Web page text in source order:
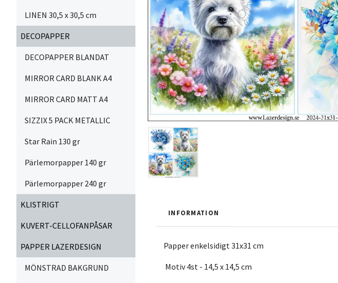
LINEN 30,5 x 30,5 cm
DECOPAPPER
DECOPAPPER BLANDAT
MIRROR CARD BLANK A4
MIRROR CARD MATT A4
SIZZIX 5 PACK METALLIC
Star Rain 130 gr
Pärlemorpapper 140 gr
Pärlemorpapper 240 gr
KLISTRIGT
KUVERT-CELLOFANPÅSAR
PAPPER LAZERDESIGN
MÖNSTRAD BAKGRUND
INFORMATION
Papper enkelsidigt 31x31 cm
Motiv 4st - 14,5 x 14,5 cm